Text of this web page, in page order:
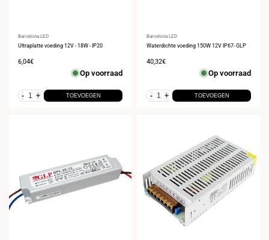
Leverancier:
Barcelona LED
Ultraplatte voeding 12V - 18W - IP20
Verkoopprijs
6,04€
Op voorraad
- + TOEVOEGEN
Leverancier:
Barcelona LED
Waterdichte voeding 150W 12V IP67- GLP
Verkoopprijs
40,32€
Op voorraad
- + TOEVOEGEN